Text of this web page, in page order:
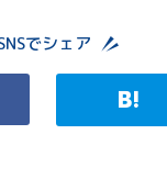
でシェア